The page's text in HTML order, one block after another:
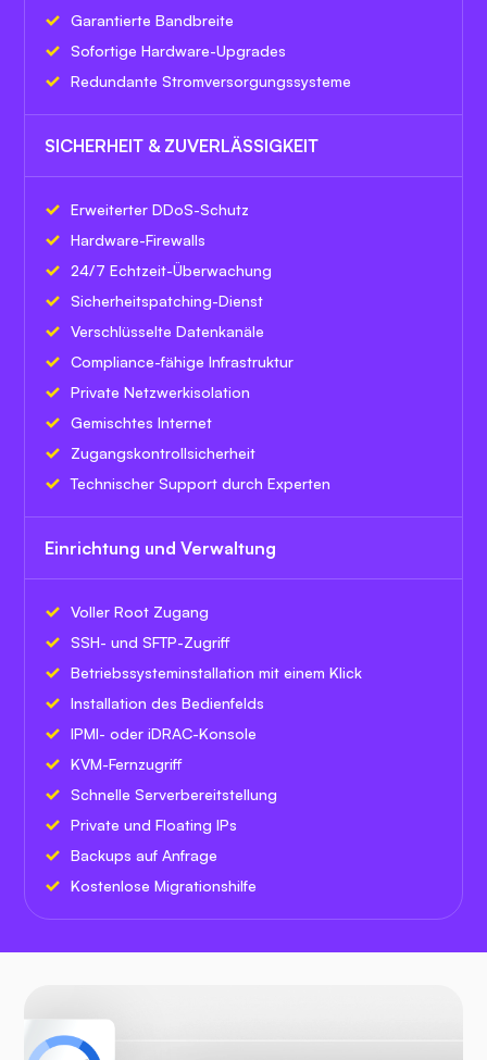
Garantierte Bandbreite
Sofortige Hardware-Upgrades
Redundante Stromversorgungssysteme
SICHERHEIT & ZUVERLÄSSIGKEIT
Erweiterter DDoS-Schutz
Hardware-Firewalls
24/7 Echtzeit-Überwachung
Sicherheitspatching-Dienst
Verschlüsselte Datenkanäle
Compliance-fähige Infrastruktur
Private Netzwerkisolation
Gemischtes Internet
Zugangskontrollsicherheit
Technischer Support durch Experten
Einrichtung und Verwaltung
Voller Root Zugang
SSH- und SFTP-Zugriff
Betriebssysteminstallation mit einem Klick
Installation des Bedienfelds
IPMI- oder iDRAC-Konsole
KVM-Fernzugriff
Schnelle Serverbereitstellung
Private und Floating IPs
Backups auf Anfrage
Kostenlose Migrationshilfe